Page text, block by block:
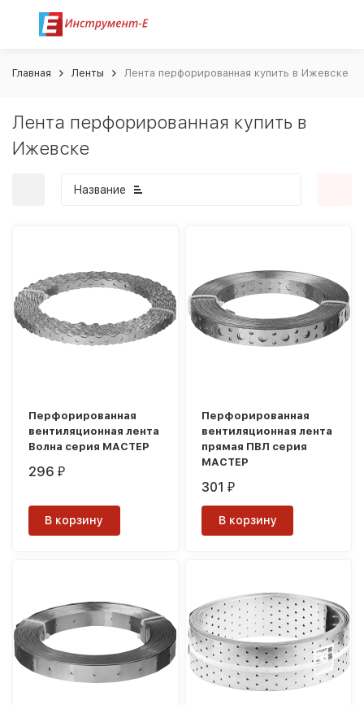
Главная Ленты Лента перфорированная купить в Ижевске
Лента перфорированная купить в
Ижевске
Название
покупателей
Перфорированная
вентиляционная лента
Волна серия МАСТЕР
296₽
В корзину
Перфорированная
вентиляционная лента
прямая ПВЛ серия
МАСТЕР
301₽
В корзину